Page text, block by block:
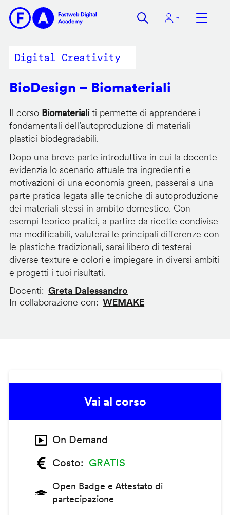
contenuto
Digital Creativity
BioDesign – Biomateriali
Il corso Biomaterialiti permette di apprendere i
fondamentali dell’autoproduzione di materiali
plastici biodegradabili.
Dopo una breve parte introduttiva in cui la docente
evidenzia lo scenario attuale tra ingredienti e
motivazioni di una economia green, passerai a una
parte pratica legata alle tecniche di autoproduzione
dei materiali stessi in ambito domestico. Con
esempi teorico pratici, a partire da ricette condivise
ma modificabili, valuterai le principali differenze con
le plastiche tradizionali, sarai libero di testerai
diverse texture e colori e impiegare in diversi ambiti
e progetti i tuoi risultati.
Docenti
Greta Dalessandro
In collaborazione con
WEMAKE
Vai al corso
On Demand
Costo
GRATIS
Open Badge e Attestato di
partecipazione